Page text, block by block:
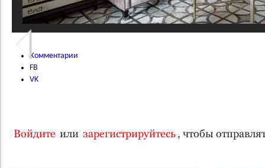
Комментарии
FB
VK
Войдите или зарегистрируйтесь, чтобы